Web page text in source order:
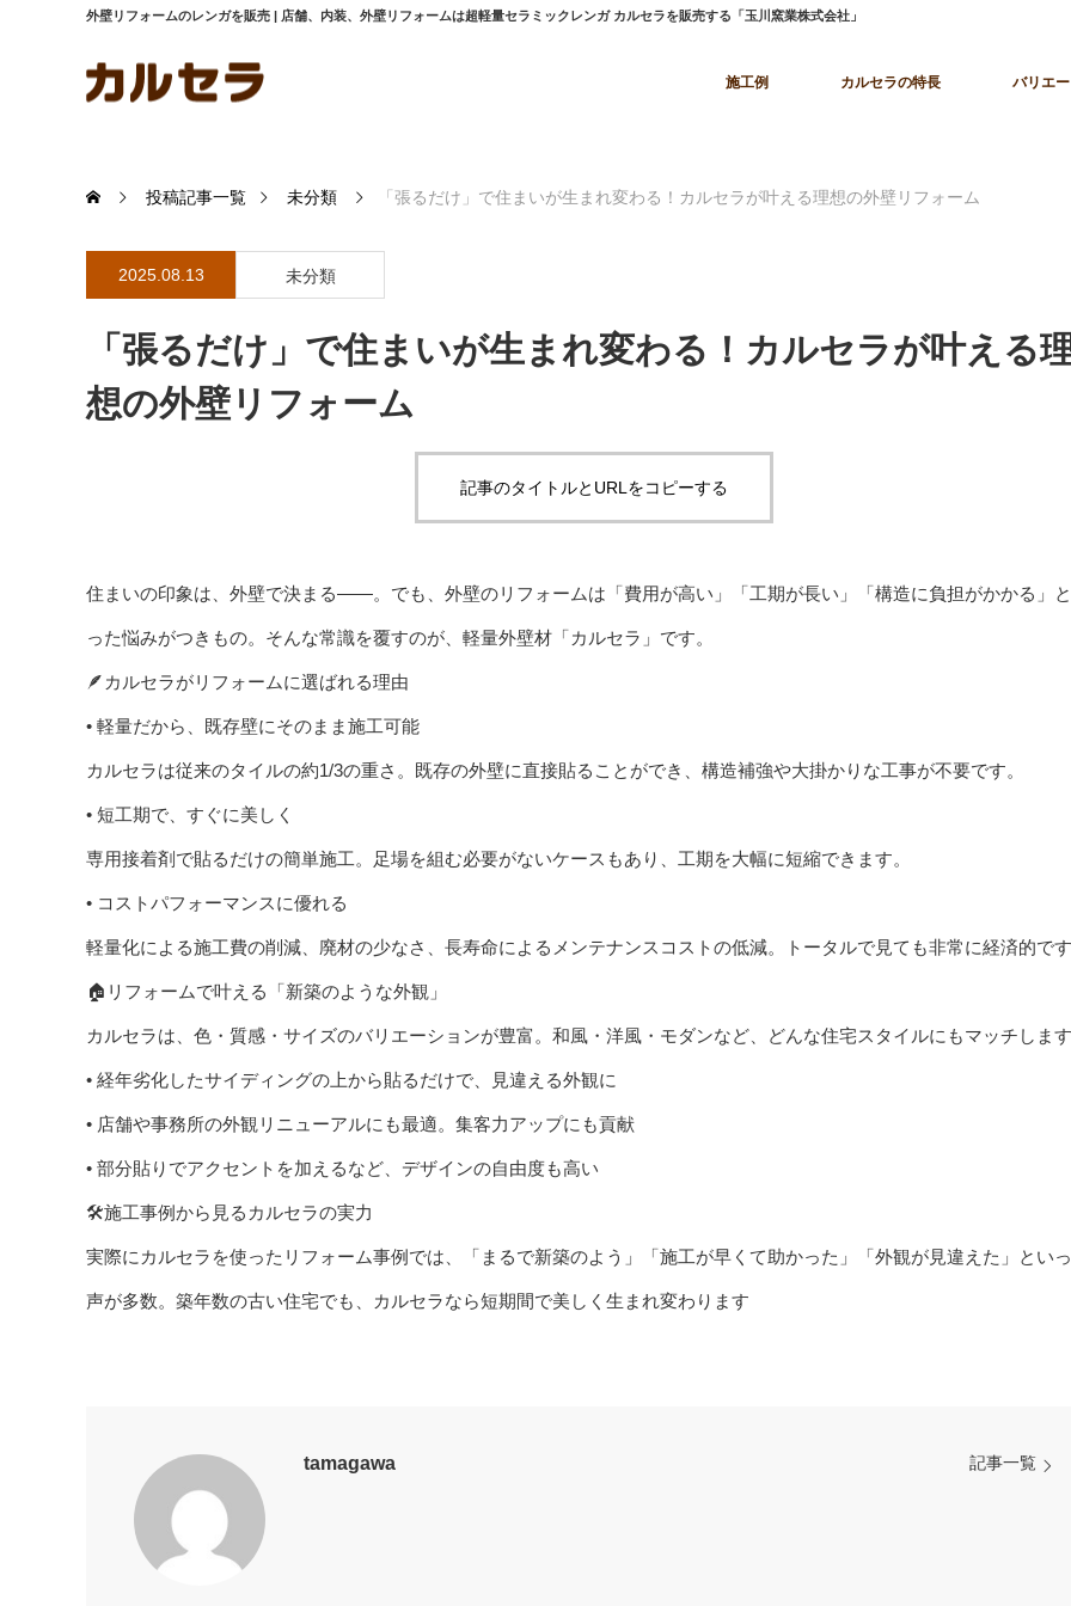
外壁リフォームのレンガを販売 | 店舗、内装、外壁リフォームは超軽量セラミックレンガ カルセラを販売する「玉川窯業株式会社」
施工例 カルセラの特長 バリエ
投稿記事一覧 未分類 「張るだけ」で住まいが生まれ変わる！カルセラが叶える理想の外壁リフォーム
2025.08.13 未分類
「張るだけ」で住まいが生まれ変わる！カルセラが叶える
想の外壁リフォーム
記事のタイトルとURLをコピーする
住まいの印象は、外壁で決まる――。でも、外壁のリフォームは「費用が高い」「工期が長い」「構造に負担がかかる」
った悩みがつきもの。そんな常識を覆すのが、軽量外壁材「カルセラ」です。
🪶カルセラがリフォームに選ばれる理由
• 軽量だから、既存壁にそのまま施工可能
カルセラは従来のタイルの約1/3の重さ。既存の外壁に直接貼ることができ、構造補強や大掛かりな工事が不要です。
• 短工期で、すぐに美しく
専用接着剤で貼るだけの簡単施工。足場を組む必要がないケースもあり、工期を大幅に短縮できます。
• コストパフォーマンスに優れる
軽量化による施工費の削減、廃材の少なさ、長寿命によるメンテナンスコストの低減。トータルで見ても非常に経済的で
🏠リフォームで叶える「新築のような外観」
カルセラは、色・質感・サイズのバリエーションが豊富。和風・洋風・モダンなど、どんな住宅スタイルにもマッチしま
• 経年劣化したサイディングの上から貼るだけで、見違える外観に
• 店舗や事務所の外観リニューアルにも最適。集客力アップにも貢献
• 部分貼りでアクセントを加えるなど、デザインの自由度も高い
🛠️施工事例から見るカルセラの実力
実際にカルセラを使ったリフォーム事例では、「まるで新築のよう」「施工が早くて助かった」「外観が見違えた」とい
声が多数。築年数の古い住宅でも、カルセラなら短期間で美しく生まれ変わります
tamagawa 記事一覧